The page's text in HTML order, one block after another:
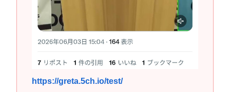
https://greta.5ch.io/test/